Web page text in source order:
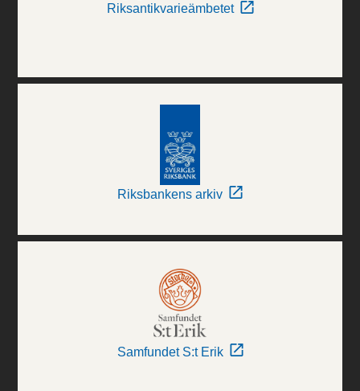
Riksantikvarieämbetet
Riksbankens arkiv
Samfundet S:t Erik